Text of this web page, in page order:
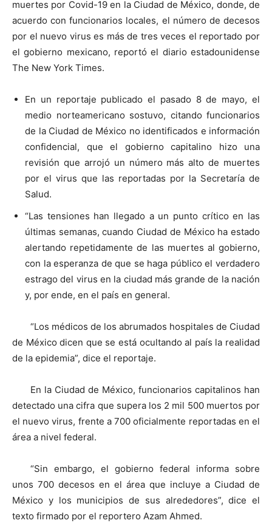
muertes por Covid-19 en la Ciudad de México, donde, de
acuerdo con funcionarios locales, el número de decesos
por el nuevo virus es más de tres veces el reportado por
el gobierno mexicano, reportó el diario estadounidense
The New York Times.
En un reportaje publicado el pasado 8 de mayo, el
medio norteamericano sostuvo, citando funcionarios
de la Ciudad de México no identificados e información
confidencial, que el gobierno capitalino hizo una
revisión que arrojó un número más alto de muertes
por el virus que las reportadas por la Secretaría de
Salud.
“Las tensiones han llegado a un punto crítico en las
últimas semanas, cuando Ciudad de México ha estado
alertando repetidamente de las muertes al gobierno,
con la esperanza de que se haga público el verdadero
estrago del virus en la ciudad más grande de la nación
y, por ende, en el país en general.
“Los médicos de los abrumados hospitales de Ciudad
de México dicen que se está ocultando al país la realidad
de la epidemia”, dice el reportaje.
En la Ciudad de México, funcionarios capitalinos han
detectado una cifra que supera los 2 mil 500 muertos por
el nuevo virus, frente a 700 oficialmente reportadas en el
área a nivel federal.
“Sin embargo, el gobierno federal informa sobre
unos 700 decesos en el área que incluye a Ciudad de
México y los municipios de sus alrededores”, dice el
texto firmado por el reportero Azam Ahmed.